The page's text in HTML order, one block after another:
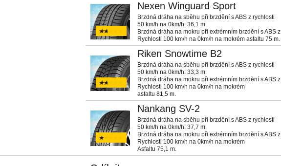
Nexen Winguard Sport
Brzdná dráha na sběhu při brzdění s ABS z rychlosti
50 km/h na 0km/h: 36,1 m.
Brzdná dráha na mokru při extrémním brzdění s ABS z
Rychlosti 100 km/h na 0km/h na mokrém asfaltu 75 m.
Riken Snowtime B2
Brzdná dráha na sběhu při brzdění s ABS z rychlosti
50 km/h na 0km/h: 33,3 m.
Brzdná dráha na mokru při extrémním brzdění s ABS z
Rychlosti 100 km/h na 0km/h na mokrém
asfaltu 81,5 m.
Nankang SV-2
Brzdná dráha na sběhu při brzdění s ABS z rychlosti
50 km/h na 0km/h: 37,7 m.
Brzdná dráha na mokru při extrémním brzdění s ABS z
Rychlosti 100 km/h na 0km/h na mokrém
Asfaltu 75,1 m.